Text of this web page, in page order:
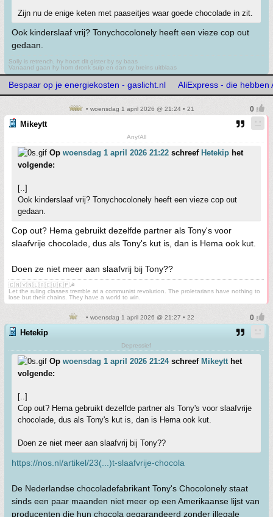
Zijn nu de enige keten met paaseitjes waar goede chocolade in zit.
Ook kinderslaaf vrij? Tonychocolonely heeft een vieze cop out
gedaan.
Solly is retrench, hy hoort dit gister by sy baas
Vanaand gaan hy hom dronk suip en dan sy breins uitblaas
Bespaar op je energiekosten - gaslicht.nl AliExpress - die hebben
• woensdag 1 april 2026 @ 21:24 • 21
Mikeytt
Any/All
Op woensdag 1 april 2026 21:22 schreef Hetekip het
volgende:
[..]
Ook kinderslaaf vrij? Tonychocolonely heeft een vieze cop out
gedaan.
Cop out? Hema gebruikt dezelfde partner als Tony's voor
slaafvrije chocolade, dus als Tony's kut is, dan is Hema ook kut.
Doen ze niet meer aan slaafvrij bij Tony??
🇨🇳🇻🇳🇱🇦🇨🇺🇰🇵☭
Let the ruling classes tremble at a communist revolution. The proletarians have nothing to
lose but their chains. They have a world to win.
• woensdag 1 april 2026 @ 21:27 • 22
Hetekip
Depressief
Op woensdag 1 april 2026 21:24schreef Mikeytthet
volgende:
[..]
Cop out? Hema gebruikt dezelfde partner als Tony's voor slaafvrije
chocolade, dus als Tony's kut is, dan is Hema ook kut.
Doen ze niet meer aan slaafvrij bij Tony??
https://nos.nl/artikel/23(...)t-slaafvrije-chocola
De Nederlandse chocoladefabrikant Tony's Chocolonely staat
sinds een paar maanden niet meer op een Amerikaanse lijst van
producenten die hun chocola gegarandeerd zonder illegale